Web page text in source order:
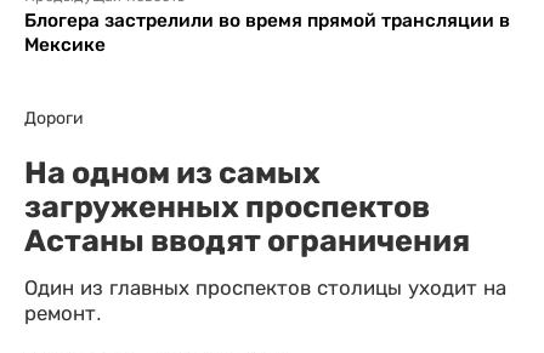
Блогера застрелили во время прямой трансляции в
Мексике
Дороги
На одном из самых
загруженных проспектов
Астаны вводят ограничения
Один из главных проспектов столицы уходит на
ремонт.